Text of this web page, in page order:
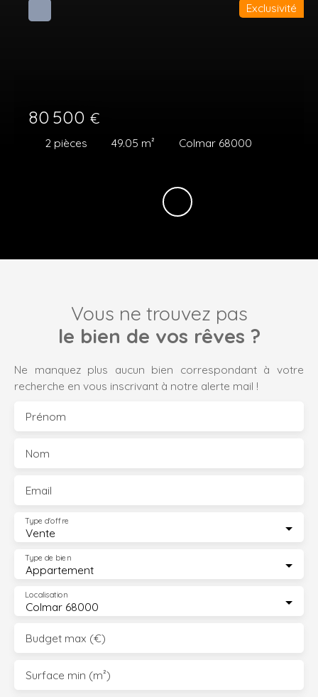
80 500 €
2 pièces 49.05 m² Colmar 68000
Exclusivité
Vous ne trouvez pas
le bien de vos rêves ?
Ne manquez plus aucun bien correspondant à votre
recherche en vous inscrivant à notre alerte mail !
Prénom
Nom
Email
Vente
Type d'offre
Appartement
Type de bien
Colmar 68000
Localisation
Budget max (€)
Surface min (m²)